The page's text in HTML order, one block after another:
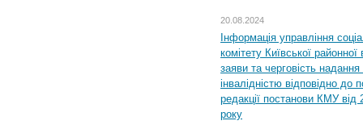
20.08.2024
Інформація управління
комітету Київської
заяви та черговість надання
інвалідністю відповідно
редакції постанови КМУ
року